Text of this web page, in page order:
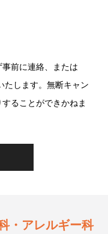
前に連絡、または
たします。無断キャン
ることができかねま
・アレルギー科